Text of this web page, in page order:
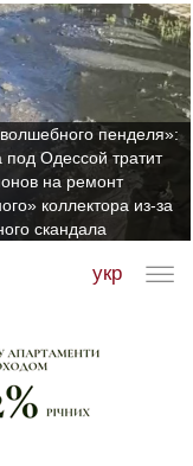
пенделя»:
под Одессой тратит
на ремонт
коллектора из-за
скандала
укр